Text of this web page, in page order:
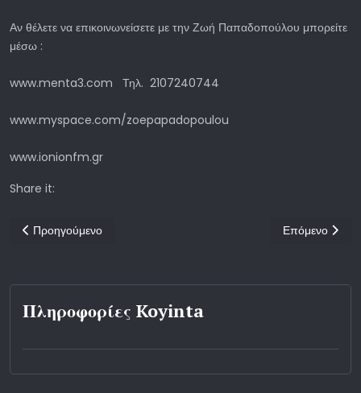
Αν θέλετε να επικοινωνείσετε με την Ζωή Παπαδοπούλου μπορείτε
μέσω :
www.menta3.com Τηλ. 2107240744
www.myspace.com/zoepapadopoulou
www.ionionfm.gr
Share it:
Προηγούμενο άρθρο: ΜΟΥΣΙΚΗ ΤΗΝ ΑΝΟΙΞΗ ΣΤΗΝ ΠΛΑΚΑ
Προηγούμενο Επόμενο
Επόμενο
Πληροφορίες Koyinta